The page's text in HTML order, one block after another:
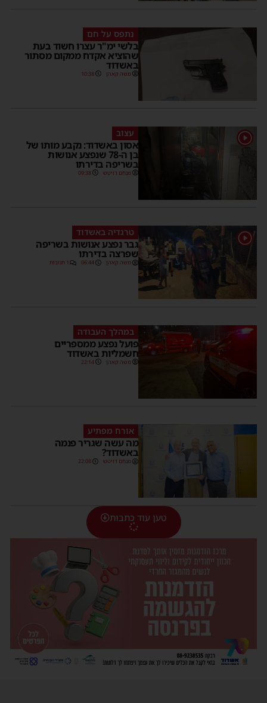
נתפס על חם
בלשי ימ"ר עצרו חשוד בעת
שהוציא אקדח ממקום מסתור
באשדוד
משה קאהן 10:38
1 עצוב
אסון באשדוד: נקבע מותו של
בן ה-78 שנפצע אנושות
בשריפה בדירתו
מנחם דויטש 09:38
1 טרגדיה באשדוד
גבר נפצע אנושות בשריפה
שפרצה בדירתו
משה קאהן 06:44 1 תגובות
במהלך העבודה
פועל נפצע ממספריים
חשמליות באשדוד
משה קאהן 22:14
אורח מפתיע
מה עשה שגריר פנמה
באשדוד?
מנחם דויטש 22:08
טען עוד כתבות